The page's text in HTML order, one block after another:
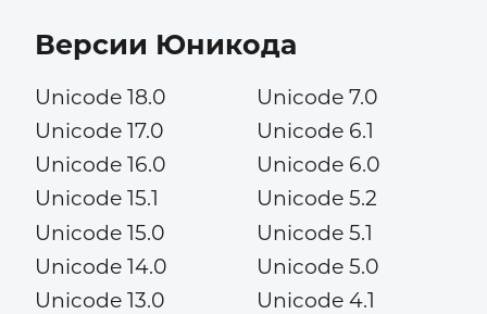
Версии Юникода
Unicode 18.0
Unicode 17.0
Unicode 16.0
Unicode 15.1
Unicode 15.0
Unicode 14.0
Unicode 13.0
Unicode 7.0
Unicode 6.1
Unicode 6.0
Unicode 5.2
Unicode 5.1
Unicode 5.0
Unicode 4.1